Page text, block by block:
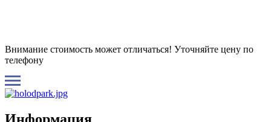
Внимание стоимость может отличаться! Уточняйте цену по
телефону